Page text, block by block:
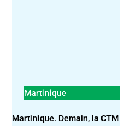
Martinique
Martinique. Demain, la